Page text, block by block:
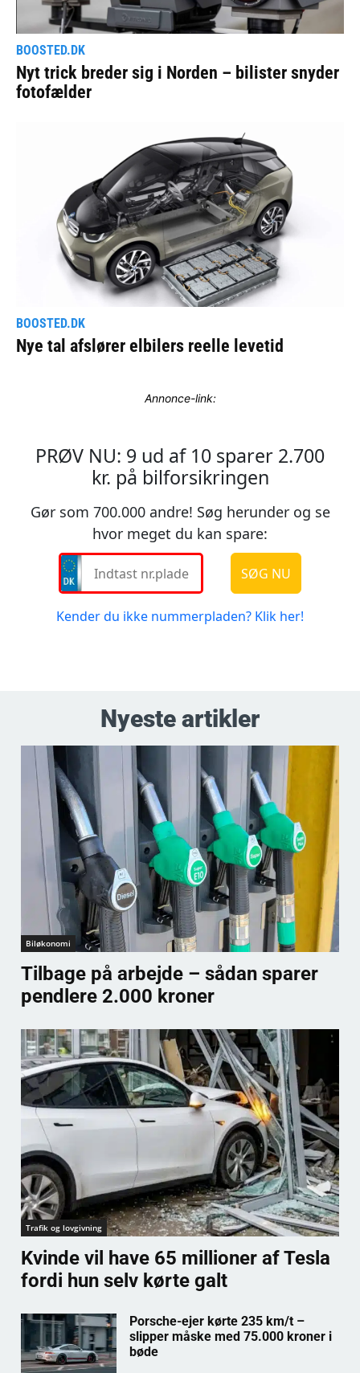
Annonce-link:
Nyeste artikler
Biløkonomi
Tilbage på arbejde – sådan sparer
pendlere 2.000 kroner
Trafik og lovgivning
Kvinde vil have 65 millioner af Tesla
fordi hun selv kørte galt
Porsche-ejer kørte 235 km/t –
slipper måske med 75.000 kroner i
bøde